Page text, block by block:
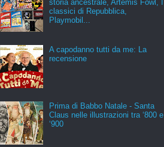
storia ancestrale, Artemis Fowl, I
classici di Repubblica,
Playmobil...
A capodanno tutti da me: La
recensione
Prima di Babbo Natale - Santa
Claus nelle illustrazioni tra ‘800 e
‘900